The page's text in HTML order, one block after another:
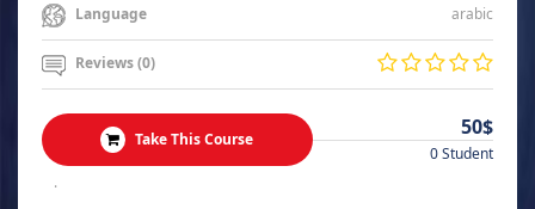
Language arabic
Reviews (0)
Take This Course 50$
0 Student
.